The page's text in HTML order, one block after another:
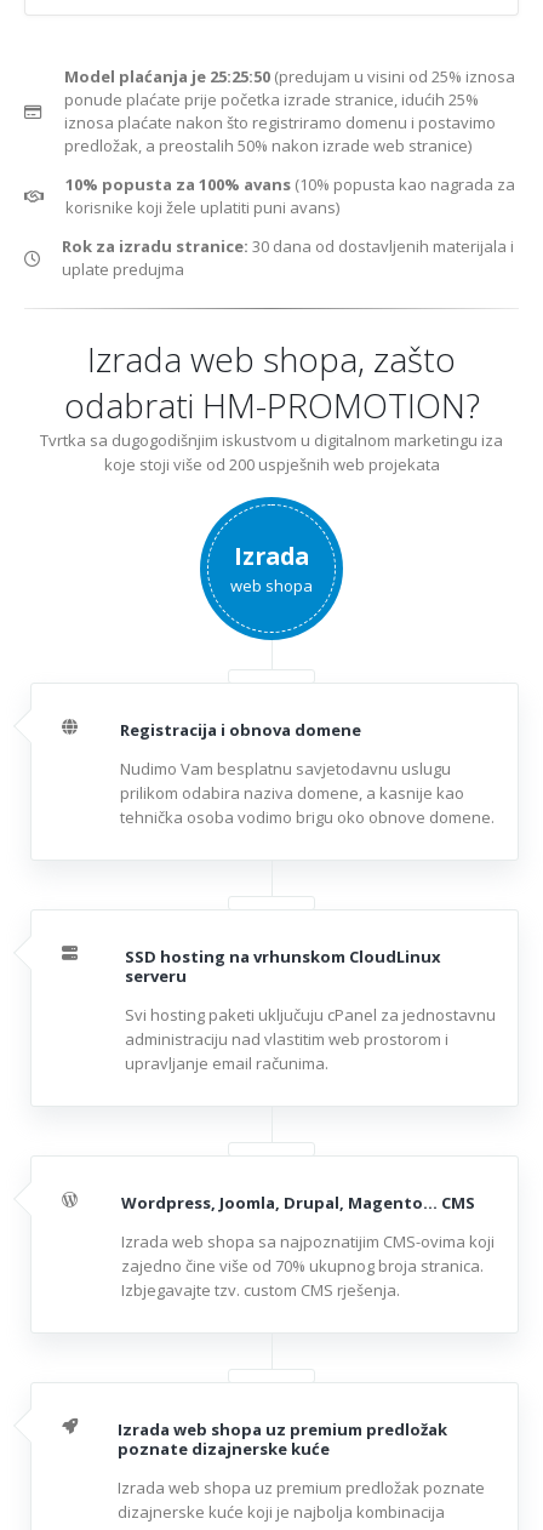
Model plaćanja je 25:25:50 (predujam u visini od 25% iznosa
ponude plaćate prije početka izrade stranice, idućih 25%
iznosa plaćate nakon što registriramo domenu i postavimo
predložak, a preostalih 50% nakon izrade web stranice)
10% popusta za 100% avans (10% popusta kao nagrada za
korisnike koji žele uplatiti puni avans)
Rok za izradu stranice: 30 dana od dostavljenih materijala i
uplate predujma
Izrada web shopa, zašto
odabrati HM-PROMOTION?
Tvrtka sa dugogodišnjim iskustvom u digitalnom marketingu iza
koje stoji više od 200 uspješnih web projekata
Izrada
web shopa
Registracija i obnova domene
Nudimo Vam besplatnu savjetodavnu uslugu
prilikom odabira naziva domene, a kasnije kao
tehnička osoba vodimo brigu oko obnove domene.
SSD hosting na vrhunskom CloudLinux
serveru
Svi hosting paketi uključuju cPanel za jednostavnu
administraciju nad vlastitim web prostorom i
upravljanje email računima.
Wordpress, Joomla, Drupal, Magento... CMS
Izrada web shopa sa najpoznatijim CMS-ovima koji
zajedno čine više od 70% ukupnog broja stranica.
Izbjegavajte tzv. custom CMS rješenja.
Izrada web shopa uz premium predložak
poznate dizajnerske kuće
Izrada web shopa uz premium predložak poznate
dizajnerske kuće koji je najbolja kombinacija